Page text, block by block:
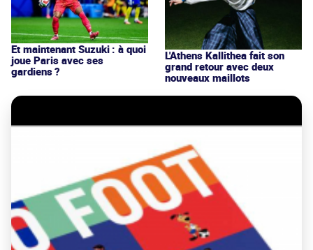
Et maintenant Suzuki : à quoi
joue Paris avec ses
gardiens ?
L'Athens Kallithea fait son
grand retour avec deux
nouveaux maillots